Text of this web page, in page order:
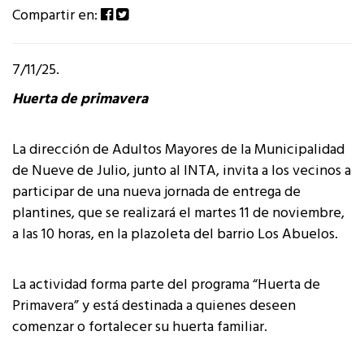
Compartir en:
7/11/25.
Huerta de primavera
La dirección de Adultos Mayores de la Municipalidad
de Nueve de Julio, junto al INTA, invita a los vecinos a
participar de una nueva jornada de entrega de
plantines, que se realizará el martes 11 de noviembre,
a las 10 horas, en la plazoleta del barrio Los Abuelos.
La actividad forma parte del programa “Huerta de
Primavera” y está destinada a quienes deseen
comenzar o fortalecer su huerta familiar.